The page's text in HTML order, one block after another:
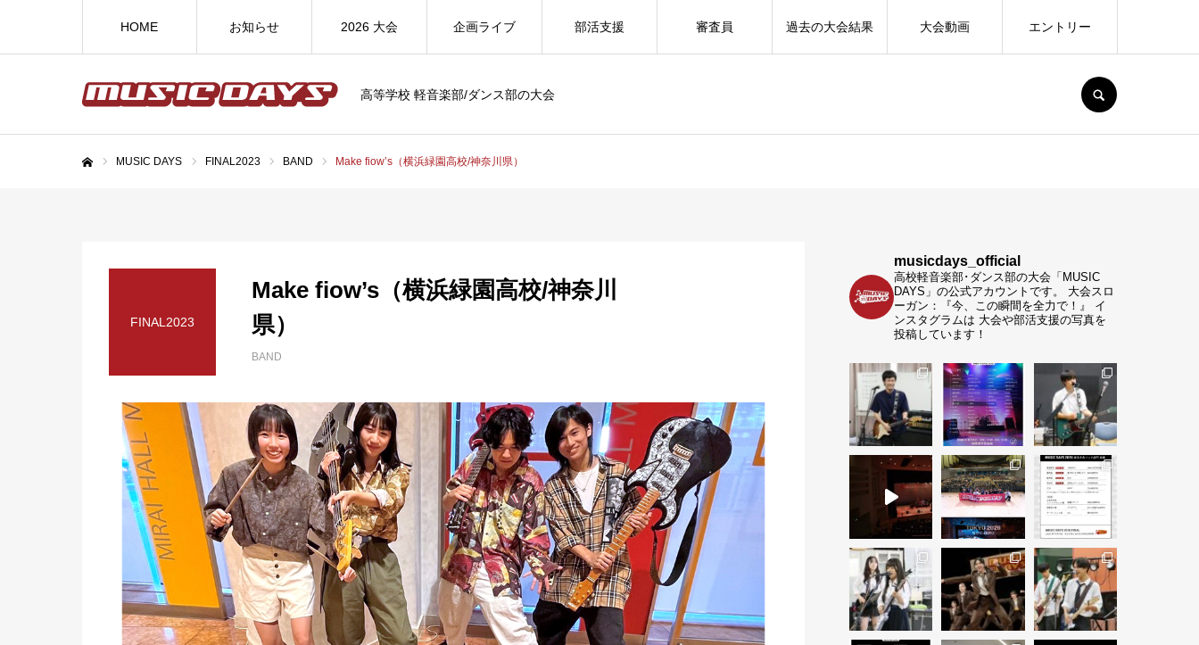
高等学校 軽音楽部/ダンス部の大会
HOME お知らせ 2026 大会 企画ライブ 部活支援 審査員 過去の大会結果 大会動画 エントリー
MUSIC DAYS FINAL2023 BAND Make fiow’s（横浜緑園高校/神奈川県）
FINAL2023
Make fiow’s（横浜緑園高校/神奈川
県）
BAND
musicdays_official
高校軽音楽部･ダンス部の大会「MUSIC
DAYS」の公式アカウントです。
大会スロ
ーガン：『今、この瞬間を全力で！』
イ
ンスタグラムは 大会や部活支援の写真を
投稿しています！